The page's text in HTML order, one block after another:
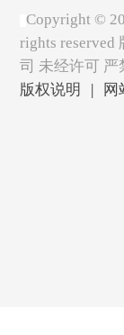
Copyright ©
rights reserved
司 未经许可 严
版权说明 | 网